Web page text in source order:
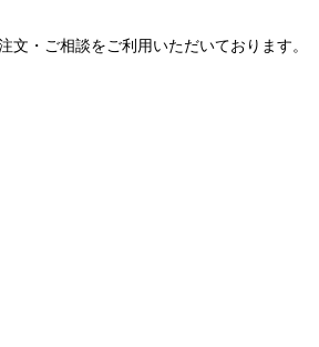
・ご相談をご利用いただいております。